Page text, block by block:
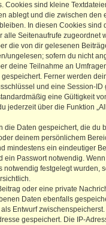
Cookies sind kleine
ablegt und die zwischen den
In diesen Cookies sind
alle Seitenaufrufe zugeordnet
die von dir gelesenen
ungelesen; sofern du nicht
deine Teilnahme an
Ferner werden
und eine Session-ID
eine Gültigkeit
jederzeit über die Funktion
die Daten gespeichert, die du
deinem persönlichem
mindestens ein eindeutiger
ein Passwort notwendig.
notwendig festgelegt wurden,
oder eine private
Daten ebenfalls
Entwurf
gespeichert. Die IP-